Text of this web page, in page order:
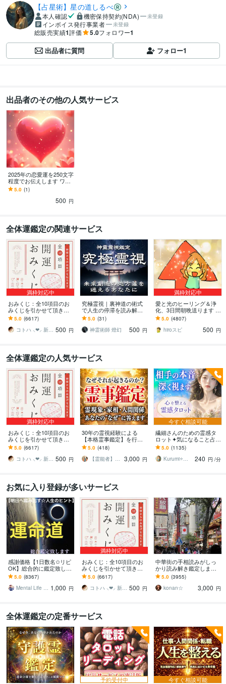
【占星術】星の道しるべ
本人確認 機密保持契約(NDA) 未登録
インボイス発行事業者 未登録
総販売実績1評価 5.0フォロワー1
出品者に質問 フォロー1
出品者のその他の人気サービス
2025年の恋愛運を250文字
程度でお伝えします ワン
コインであなたの2025年
の恋愛運をお届けします✉︎
5.0 (1)
500 円
全体運鑑定の関連サービス
満枠対応中
おみくじ：全10項目のお
みくじを引かせて頂きま
す ㊙あなた様がこの先ど
う進むかの道しるべにな
さってください！
5.0 (6617)
コトハ ⸜❤︎⸝ 新サービス提供開始✨️ 500 円
究極霊視｜裏神道の術式
で人生の停滞を読み解き
ます 守護霊・復縁・不
倫・子宝・家族・離婚・
子供・仕事・人間関係
5.0 (31)
神霊術師 燈幻
500 円
満枠対応中
愛と光のヒーリング＆浄
化、3日間朝晩送ります 元
気になりたい、疲労や不
安、浄化したい方へ毎日
朝晩ヒーリング
5.0 (4807)
hiroスピ
500 円
全体運鑑定の人気サービス
満枠対応中
おみくじ：全10項目のお
みくじを引かせて頂きま
す ㊙あなた様がこの先ど
う進むかの道しるべにな
さってください！
5.0 (6617)
コトハ ⸜❤︎⸝ 新サービス提供開始✨️ 500 円
30年の霊視経験による
【本格霊事鑑定】を行い
ます 霊現象・家相・家
系・先祖・土地・人間関
係・悪縁・因縁・厄払い
5.0 (418)
【霊能者】天晴
3,000 円
今すぐ相談可能
繊細さんのための霊感タ
ロット✦気になること占い
ます 不安やモヤモヤを整
理し、あなたの自分軸を
整えます⭐️
5.0 (1135)
Kurumi⭐️精霊占い
240 円 /分
お気に入り登録が多いサービス
感謝価格【1日数名✩リピ
OK】総合的に鑑定致しま
す ✞後悔させません【未
来を良くする✩人生のヒン
ト】アドバイス付
5.0 (8367)
Mental Life Design 1,000 円
満枠対応中
おみくじ：全10項目のお
みくじを引かせて頂きま
す ㊙あなた様がこの先ど
う進むかの道しるべにな
さってください！
5.0 (6617)
コトハ ⸜❤︎⸝ 新サービス提供開始✨️ 500 円
中華街の手相読みがしっ
かり読み解き鑑定します
☆今後10年ほどの流れか
ら、良い時期、悪い時期
もお伝えします
5.0 (3955)
konan☆
3,000 円
全体運鑑定の定番サービス
予約受付中
今すぐ相談可能